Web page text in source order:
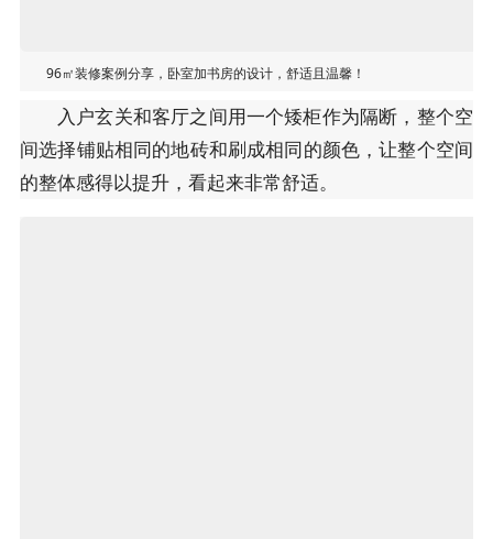
96㎡装修案例分享，卧室加书房的设计，舒适且温馨！
入户玄关和客厅之间用一个矮柜作为隔断，整个空
间选择铺贴相同的地砖和刷成相同的颜色，让整个空间
的整体感得以提升，看起来非常舒适。